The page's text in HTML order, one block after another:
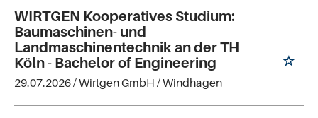
WIRTGEN Kooperatives Studium:
Baumaschinen- und
Landmaschinentechnik an der TH
Köln - Bachelor of Engineering
29.07.2026 /Wirtgen GmbH / Windhagen